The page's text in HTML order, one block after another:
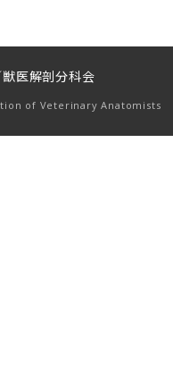
医解剖分科会
of Veterinary Anatomists